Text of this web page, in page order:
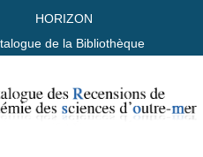
HORIZON
de la Bibliothèque